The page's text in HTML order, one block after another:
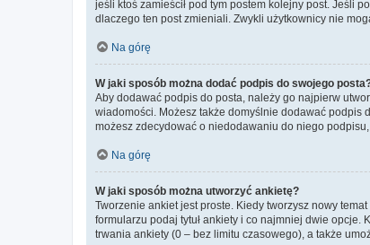
jeśli ktoś zamieścił pod tym postem kolejny post. Jeśli
dlaczego ten post zmieniali. Zwykli użytkownicy nie
Na górę
W jaki sposób można dodać podpis do swojego
Aby dodawać podpis do posta, należy go najpierw
wiadomości. Możesz także domyślnie dodawać podpis
możesz zdecydować o niedodawaniu do niego
Na górę
W jaki sposób można utworzyć ankietę?
Tworzenie ankiet jest proste. Kiedy tworzysz nowy
formularzu podaj tytuł ankiety i co najmniej dwie
trwania ankiety (0 – bez limitu czasowego), a także